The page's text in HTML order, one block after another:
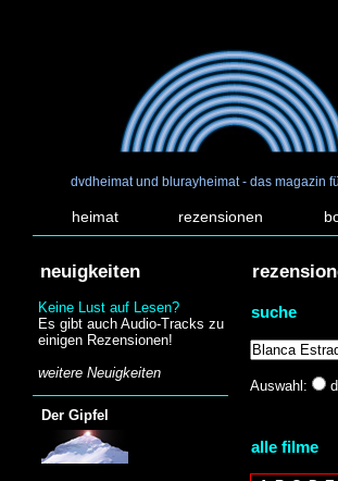
dvdheimat und blurayheimat - das magazin
heimat rezensionen
neuigkeiten
Keine Lust auf Lesen?
Es gibt auch Audio-Tracks zu
einigen Rezensionen!
weitere Neuigkeiten
Der Gipfel
suche
Auswahl:
alle filme